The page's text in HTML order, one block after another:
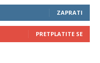
ZAPRATI
PRETPLATITE SE